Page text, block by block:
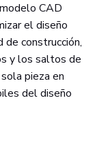
CAD
el diseño
de construcción,
y los saltos de
pieza en
del diseño